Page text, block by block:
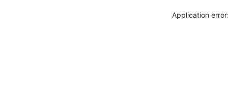
Application